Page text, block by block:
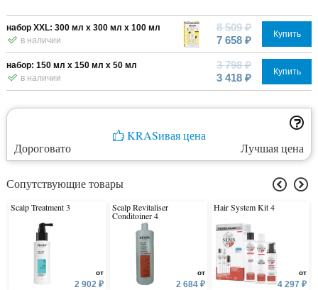
набор ХХL: 300 мл х 300 мл х 100 мл
в наличии
8 509 ₽
7 658 ₽
Купить
набор: 150 мл х 150 мл х 50 мл
в наличии
3 798 ₽
3 418 ₽
Купить
KRASивая цена
Дороговато
Лучшая цена
Сопутствующие товары
Scalp Treatment 3
от
2 902 ₽
Scalp Revitaliser
Conditoiner 4
от
2 684 ₽
Hair System Kit 4
от
4 297 ₽